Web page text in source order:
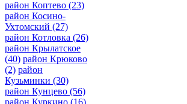
район Коптево (23)
район Косино-
Ухтомский (27)
район Котловка (26)
район Крылатское
(40) район Крюково
(2) район
Кузьминки (30)
район Кунцево (56)
район Куркино (16)